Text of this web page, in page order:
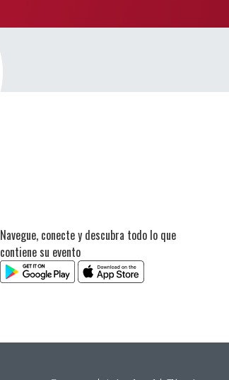
Navegue, conecte y descubra todo lo que
contiene su evento